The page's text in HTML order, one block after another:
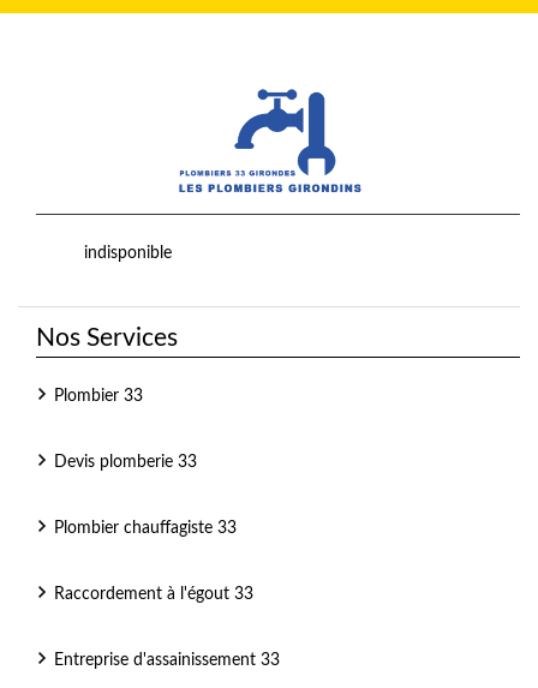
indisponible
Nos Services
Plombier 33
Devis plomberie 33
Plombier chauffagiste 33
Raccordement à l'égout 33
Entreprise d'assainissement 33